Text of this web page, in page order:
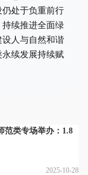
处于负重前行
续推进全面绿
人与自然和谐
续发展持续赋
范类专场举办：1.8
2025-10-28